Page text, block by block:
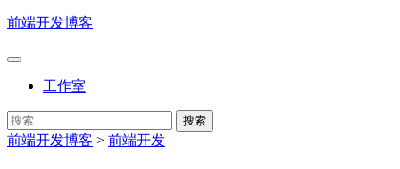
前端开发博客
工作室
前端开发博客 > 前端开发